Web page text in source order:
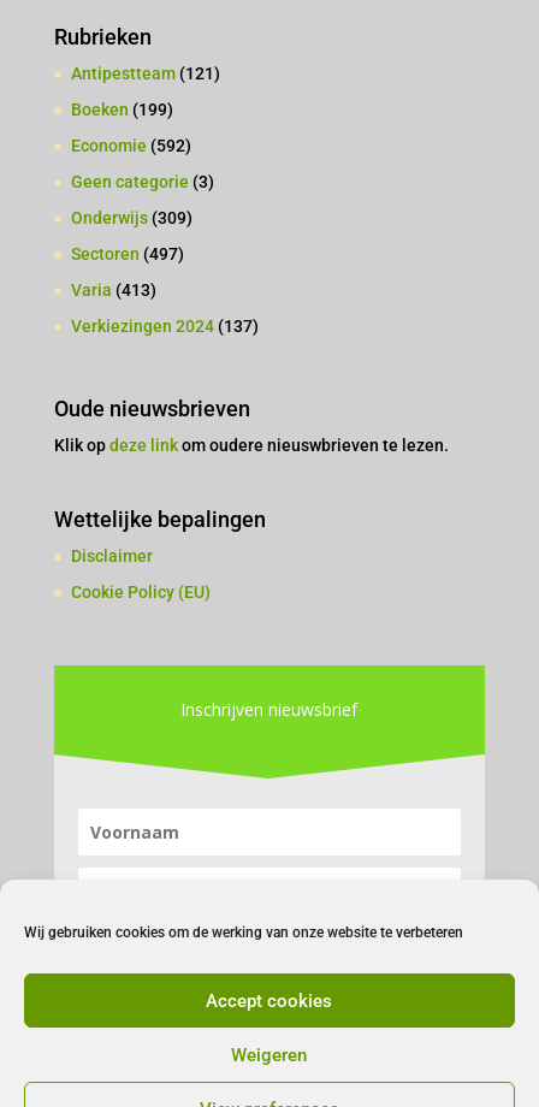
Wij gebruiken cookies om de werking van onze website te verbeteren
Accept cookies
Weigeren
Rubrieken
Antipestteam(121)
Boeken (199)
Economie (592)
Geen categorie (3)
Onderwijs(309)
Sectoren (497)
Varia (413)
Verkiezingen 2024(137)
Oude nieuwsbrieven
Klik opdeze linkom oudere nieuswbrieven te lezen.
Wettelijke bepalingen
Disclaimer
Cookie Policy (EU)
Inschrijven nieuwsbrief
Inschrijven